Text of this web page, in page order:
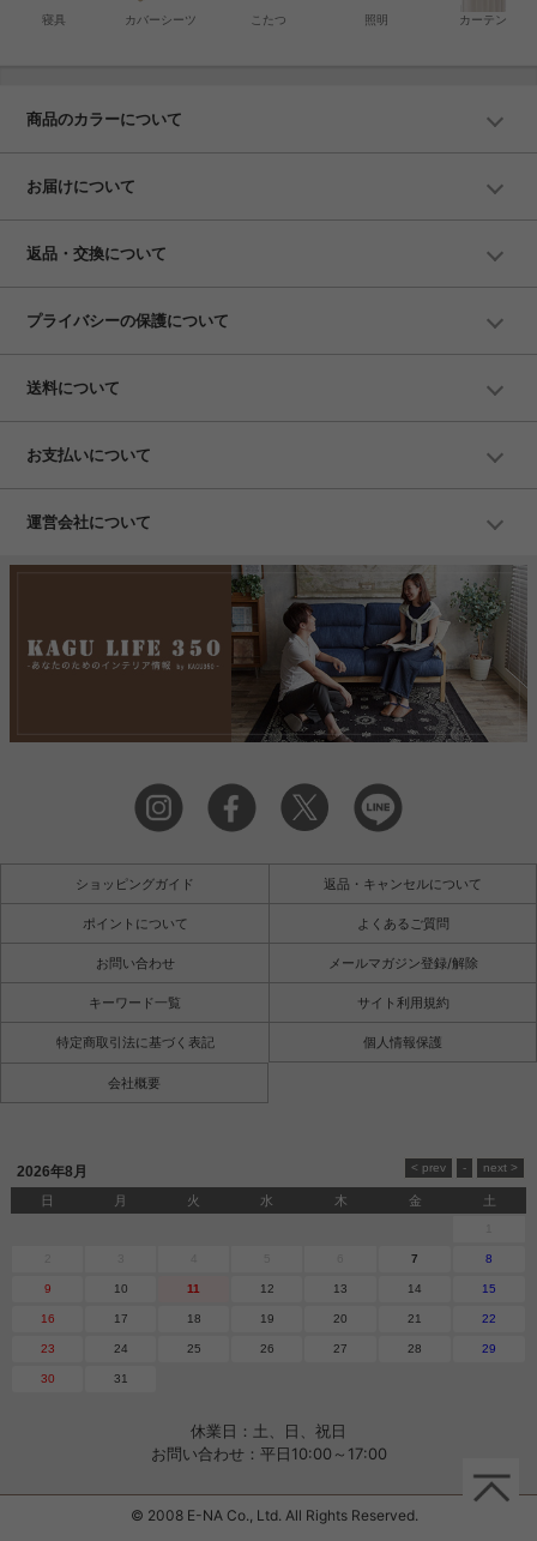
寝具 カバーシーツ こたつ カーテン
照明
商品のカラーについて
お届けについて
返品・交換について
プライバシーの保護について
送料について
お支払いについて
運営会社について
ショッピングガイド 返品・キャンセルについて
ポイントについて よくあるご質問
お問い合わせ メールマガジン登録/解除
キーワード一覧 サイト利用規約
特定商取引法に基づく表記 個人情報保護
会社概要
2026年8月
日 月 火 水 木 金 土
7 8
9 10 11 12 13 14 15
16 17 18 19 20 21 22
23 24 25 26 27 28 29
30 31
休業日：土、日、祝日
お問い合わせ：平日10:00～17:00
© 2008 E-NA Co., Ltd. All Rights Reserved.